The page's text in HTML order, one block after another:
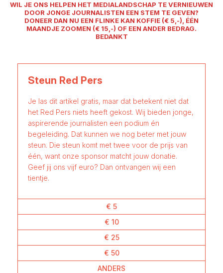
WIL JE ONS HELPEN HET MEDIALANDSCHAP TE VERNIEUWEN
DOOR JONGE JOURNALISTEN EEN STEM TE GEVEN?
DONEER DAN NU EEN FLINKE KAN KOFFIE (€ 5,-), ÉÉN
MAANDJE ZOOMEN (€ 15,-) OF EEN ANDER BEDRAG.
BEDANKT
Steun Red Pers
Je las dit artikel gratis, maar dat betekent niet dat
het Red Pers niets heeft gekost. Wij bieden jonge,
aspirerende journalisten een podium én
begeleiding. Dat kunnen we nog beter met jouw
steun. Die steun komt met twee voor de prijs van
één, want onze sponsor matcht jouw donatie.
Geef jij ons vijf euro? Dan ontvangen wij een
tientje.
€ 5
€ 10
€ 25
€ 50
ANDERS